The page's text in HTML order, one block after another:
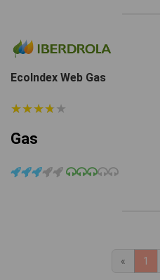
EcoIndex Web Gas
★★★★★
★★★★★
Gas
« 1